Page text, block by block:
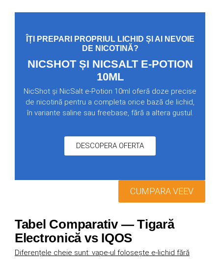
ÎȚI PREPARI PROPRIUL LICHID ȘI AI NEVOIE
DE NICOTINĂ?
NICSHOT ȘI NICSALT E-POTION
10ML
NicShot și NicSalt e-Potion 10ml oferă doze precise
de nicotină pentru a completa orice bază de lichid,
în variante saline sau freebase, fără a altera gustul.
DESCOPERA OFERTA
CUMPARA VEEV
Tabel Comparativ — Tigară
Electronică vs IQOS
Diferențele cheie sunt: vape-ul folosește e-lichid fără